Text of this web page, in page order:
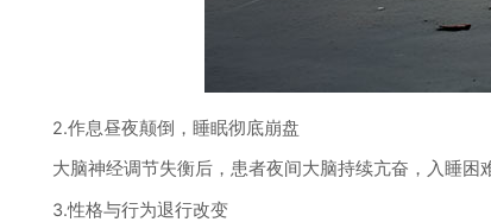
2.作息昼夜颠倒，睡眠彻底崩盘
大脑神经调节失衡后，患者夜间大脑持续亢奋，入睡困
3.性格与行为退行改变